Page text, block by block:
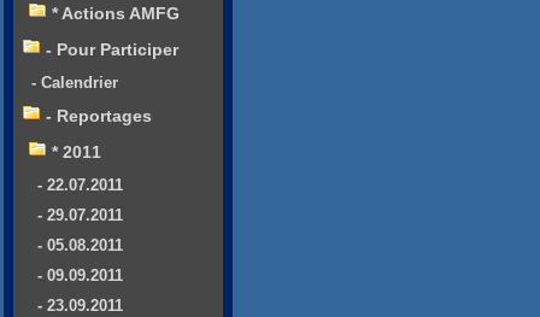
* Actions AMFG
- Pour Participer
- Calendrier
- Reportages
* 2011
- 22.07.2011
- 29.07.2011
- 05.08.2011
- 09.09.2011
- 23.09.2011